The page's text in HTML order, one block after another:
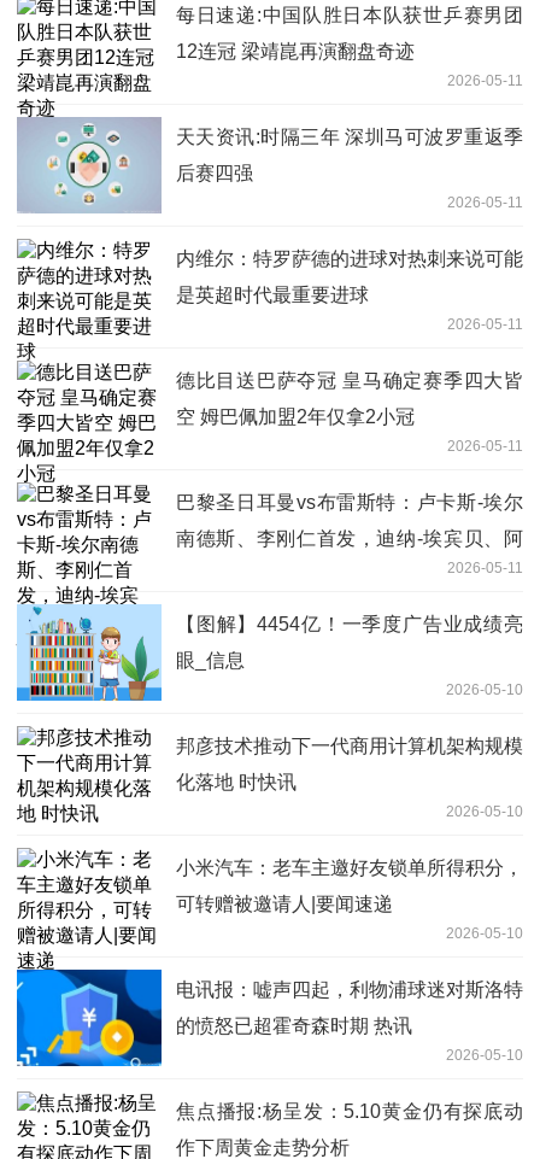
每日速递:中国队胜日本队获世乒赛男团
12连冠 梁靖崑再演翻盘奇迹
2026-05-11
天天资讯:时隔三年 深圳马可波罗重返季
后赛四强
2026-05-11
内维尔：特罗萨德的进球对热刺来说可能
是英超时代最重要进球
2026-05-11
德比目送巴萨夺冠 皇马确定赛季四大皆
空 姆巴佩加盟2年仅拿2小冠
2026-05-11
巴黎圣日耳曼vs布雷斯特：卢卡斯-埃尔
南德斯、李刚仁首发，迪纳-埃宾贝、阿
2026-05-11
【图解】4454亿！一季度广告业成绩亮
眼_信息
2026-05-10
邦彦技术推动下一代商用计算机架构规模
化落地 时快讯
2026-05-10
小米汽车：老车主邀好友锁单所得积分，
可转赠被邀请人|要闻速递
2026-05-10
电讯报：嘘声四起，利物浦球迷对斯洛特
的愤怒已超霍奇森时期 热讯
2026-05-10
焦点播报:杨呈发：5.10黄金仍有探底动
作下周黄金走势分析